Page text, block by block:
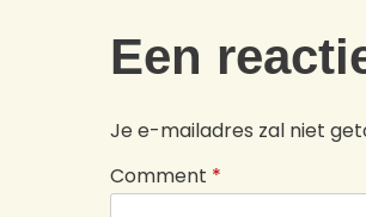
Een
Je e-mailadres zal niet
Comment *